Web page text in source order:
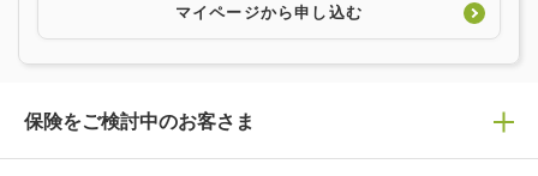
マイページから申し込む
保険をご検討中のお客さま